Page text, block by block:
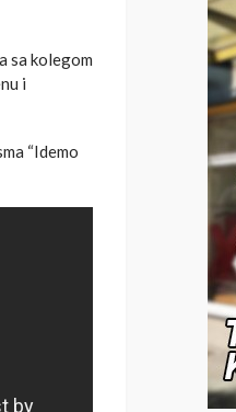
sa kolegom
i
“Idemo